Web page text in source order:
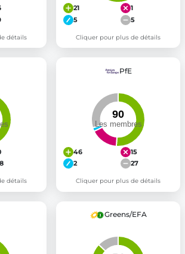
détails
21
1
5
5
Cliquer pour plus de détails
détails
PfE
46
15
2
27
Cliquer pour plus de détails
Greens/EFA